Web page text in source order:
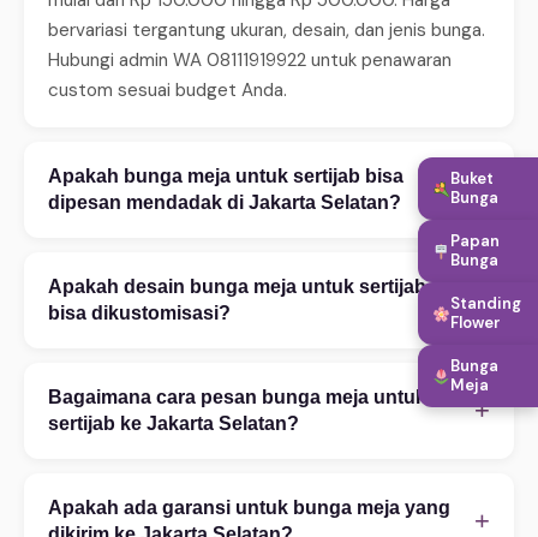
bervariasi tergantung ukuran, desain, dan jenis bunga.
Hubungi admin WA 08111919922 untuk penawaran
custom sesuai budget Anda.
Apakah bunga meja untuk sertijab bisa
dipesan mendadak di Jakarta Selatan?
+
Ya, WinnerFleur menerima pesanan mendadak 24 jam.
Untuk same-day delivery (2–4 jam), pastikan order
sebelum jam 14:00. Tersedia juga layanan express 2–
4 jam untuk area tertentu. Hubungi WA untuk
Apakah desain bunga meja untuk sertijab
bisa dikustomisasi?
+
Tentu! Kami melayani kustomisasi penuh — mulai
warna bunga, ukuran rangkaian, teks ucapan, hingga
penambahan aksesoris. Konsultasi desain gratis via
Bagaimana cara pesan bunga meja untuk
sertijab ke Jakarta Selatan?
+
Ceritakan kebutuhan Anda — kategori, occasion,
Apakah ada garansi untuk bunga meja yang
+
Buket
Bunga
Papan
Bunga
Standing
Flower
Bunga
Meja